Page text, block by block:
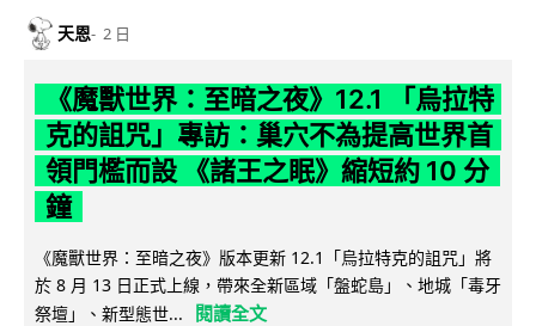
天恩 2 日
《魔獸世界：至暗之夜》12.1 「烏拉特
克的詛咒」專訪：巢穴不為提高世界首
領門檻而設 《諸王之眠》縮短約 10 分
鐘
《魔獸世界：至暗之夜》版本更新 12.1「烏拉特克的詛咒」將
於 8 月 13 日正式上線，帶來全新區域「盤蛇島」、地城「毒牙
祭壇」、新型態世...
閱讀全文